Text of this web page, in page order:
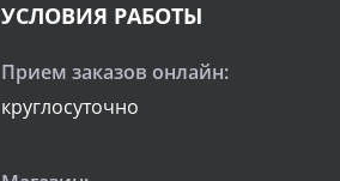
УСЛОВИЯ РАБОТЫ
Прием заказов онлайн:
круглосуточно